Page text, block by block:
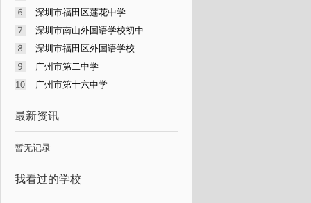
深圳市福田区莲花中学
深圳市南山外国语学校初中
深圳市福田区外国语学校
广州市第二中学
广州市第十六中学
最新资讯
暂无记录
我看过的学校